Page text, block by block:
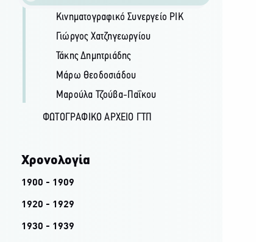
Κινηματογραφικό Συνεργείο ΡΙΚ
Γιώργος Χατζηγεωργίου
Τάκης Δημητριάδης
Μάρω Θεοδοσιάδου
Μαρούλα Τζούβα-Παΐκου
ΦΩΤΟΓΡΑΦΙΚΌ ΑΡΧΕΊΟ ΓΤΠ
Χρονολογία
1900 - 1909
1920 - 1929
1930 - 1939